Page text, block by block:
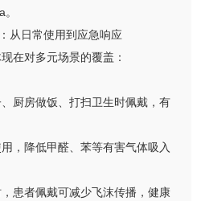
从日常使用到应急响应
在对多元场景的覆盖：
厨房做饭、打扫卫生时佩戴，有
，降低甲醛、苯等有害气体吸入
患者佩戴可减少飞沫传播，健康